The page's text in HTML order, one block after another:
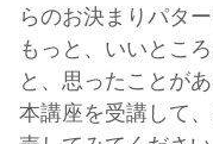
らのお決まりパター
もっと、いいとこ
と、思ったことがあ
本講座を受講して